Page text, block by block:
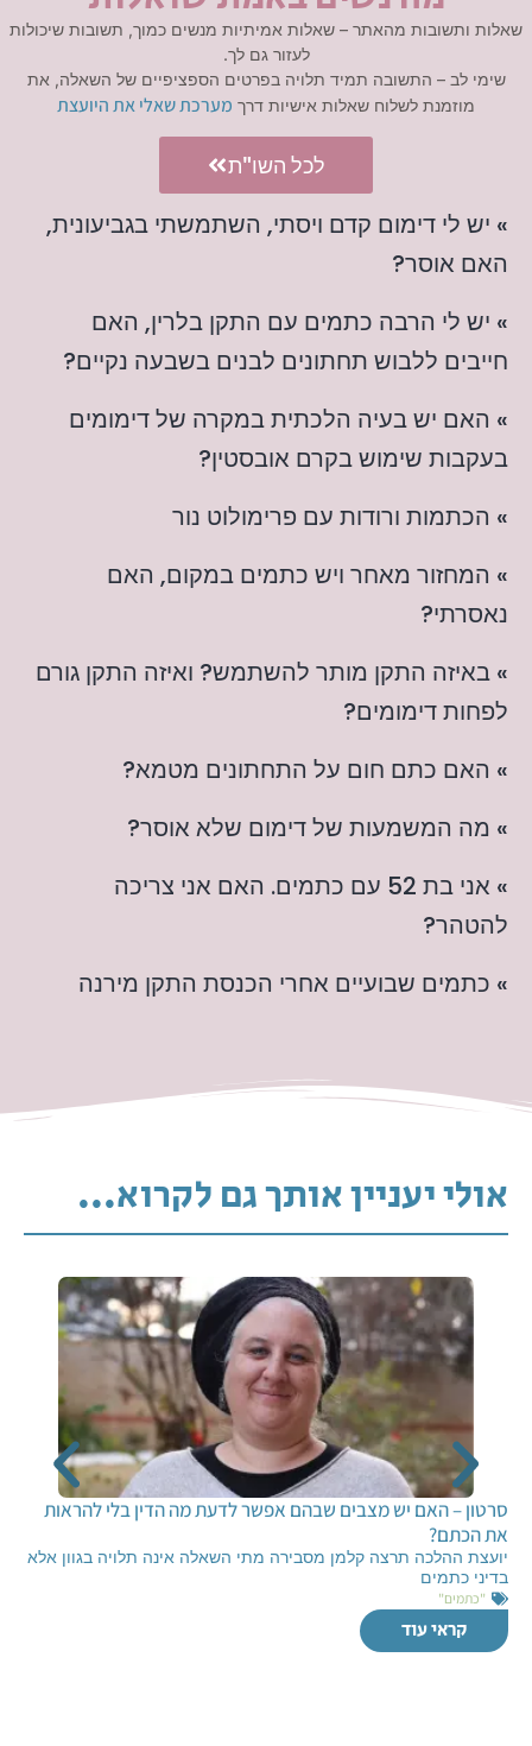
» יש לי דימום קדם ויסתי, השתמשתי בגביעונית,
האם אוסר?
» יש לי הרבה כתמים עם התקן בלרין, האם
חייבים ללבוש תחתונים לבנים בשבעה נקיים?
» האם יש בעיה הלכתית במקרה של דימומים
בעקבות שימוש בקרם אובסטין?
» הכתמות ורודות עם פרימולוט נור
» המחזור מאחר ויש כתמים במקום, האם
נאסרתי?
» באיזה התקן מותר להשתמש? ואיזה התקן גורם
לפחות דימומים?
» האם כתם חום על התחתונים מטמא?
» מה המשמעות של דימום שלא אוסר?
» אני בת 52 עם כתמים. האם אני צריכה
להטהר?
» כתמים שבועיים אחרי הכנסת התקן מירנה
שאלות ותשובות מהאתר – שאלות אמיתיות מנשים כמוך, תשובות שיכולות
לעזור גם לך.
שימי לב – התשובה תמיד תלויה בפרטים הספציפיים של השאלה, את
מוזמנת לשלוח שאלות אישיות דרך מערכת שאלי את היועצת
לכל השו"ת
אולי יעניין אותך גם לקרוא...
סרטון – האם יש מצבים שבהם אפשר לדעת מה הדין בלי להראות
את הכתם?
יועצת ההלכה תרצה קלמן מסבירה מתי השאלה אינה תלויה בגוון אלא
בדיני כתמים
"כתמים"
קראי עוד